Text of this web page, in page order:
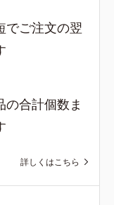
でご注文の翌
の合計個数ま
詳しくはこちら